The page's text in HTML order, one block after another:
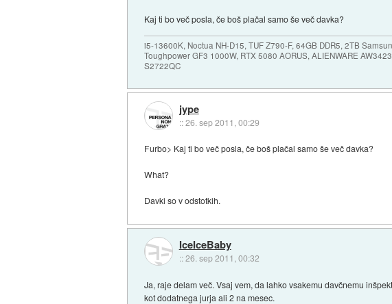
Kaj ti bo več posla, če boš plačal samo še več davka?
i5-13600K, Noctua NH-D15, TUF Z790-F, 64GB DDR5, 2TB
Toughpower GF3 1000W, RTX 5080 AORUS, ALIENWARE
S2722QC
jype
::26. sep 2011, 00:29
Furbo> Kaj ti bo več posla, če boš plačal samo še več davka?
What?
Davki so v odstotkih.
IceIceBaby
::26. sep 2011, 00:32
Ja, raje delam več. Vsaj vem, da lahko vsakemu davčnemu
kot dodatnega jurja ali 2 na mesec.